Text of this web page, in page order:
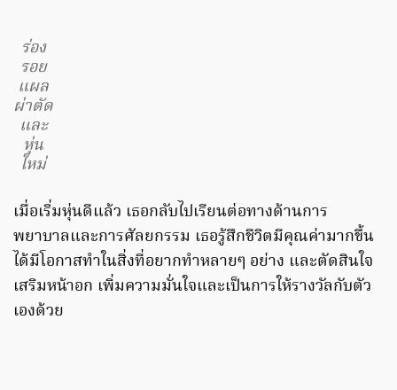
ร่อง
รอย
แผล
ผ่าตัด
และ
หุ่น
ใหม่
เมื่อเริ่มหุ่นดีแล้ว เธอกลับไปเรียนต่อทางด้านการ
พยาบาลและการศัลยกรรม เธอรู้สึกชีวิตมีคุณค่ามากขึ้น
ได้มีโอกาสทำในสิ่งที่อยากทำหลายๆ อย่าง และตัดสินใจ
เสริมหน้าอก เพิ่มความมั่นใจและเป็นการให้รางวัลกับตัว
เองด้วย